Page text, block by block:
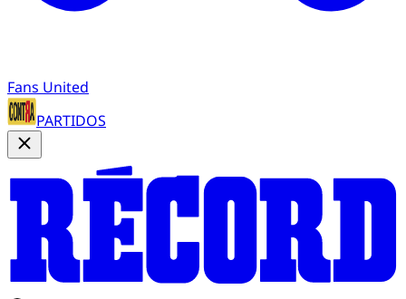
Fans United
PARTIDOS